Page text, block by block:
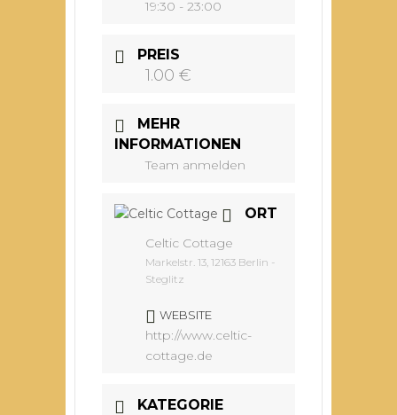
19:30 - 23:00
PREIS
1.00 €
MEHR
INFORMATIONEN
Team anmelden
ORT
Celtic Cottage
Markelstr. 13, 12163 Berlin -
Steglitz
WEBSITE
http://www.celtic-
cottage.de
KATEGORIE